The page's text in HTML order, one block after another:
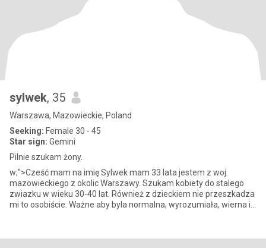
sylwek, 35
Warszawa, Mazowieckie, Poland
Seeking: Female 30 - 45
Star sign: Gemini
Pilnie szukam żony.
w;">Cześć mam na imię Sylwek mam 33 lata jestem z woj.
mazowieckiego z okolic Warszawy. Szukam kobiety do stalego
zwiazku w wieku 30-40 lat. Również z dzieckiem nie przeszkadza
mi to osobiście. Ważne aby byla normalna, wyrozumiała, wierna i